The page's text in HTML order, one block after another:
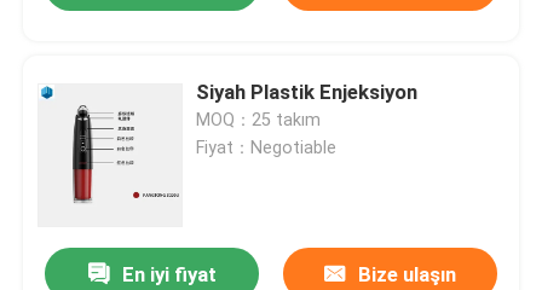
Siyah Plastik Enjeksiyon
MOQ：25 takım
Fiyat：Negotiable
En iyi fiyat Bize ulaşın